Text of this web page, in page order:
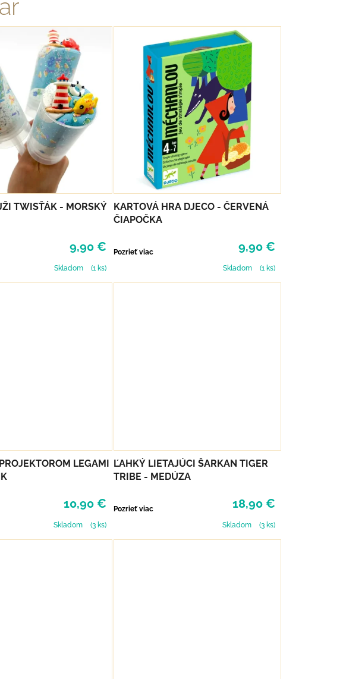
TWISŤÁK - MORSKÝ
9,90 €
Skladom
(1 ks)
KARTOVÁ HRA DJECO - ČERVENÁ
ČIAPOČKA
9,90 €
Pozrieť viac
Skladom
(1 ks)
LEGAMI
10,90 €
Skladom
(3 ks)
ĽAHKÝ LIETAJÚCI ŠARKAN TIGER
TRIBE - MEDÚZA
18,90 €
Pozrieť viac
Skladom
(3 ks)